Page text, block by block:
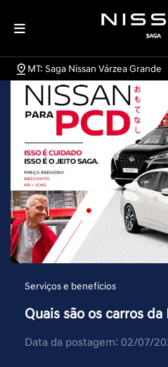
MT: Saga Nissan Várzea Grande
Serviços e benefícios
Quais são os carros da
Data da postagem: 02/07/